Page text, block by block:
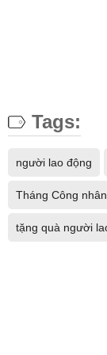
Tags:
người lao động
Tháng Công nhân
tặng quà người